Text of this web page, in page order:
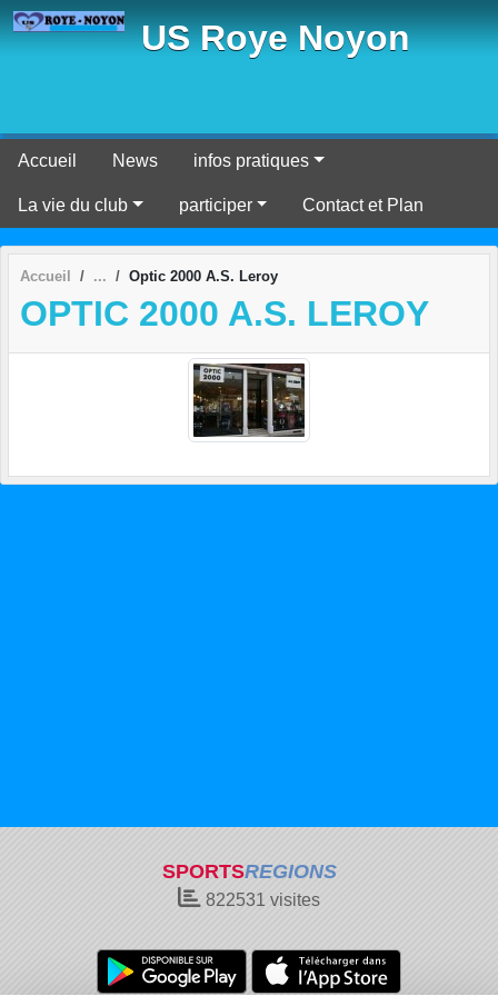
US Roye Noyon
Accueil News infos pratiques
La vie du club participer Contact et Plan
Accueil Optic 2000 A.S. Leroy
OPTIC 2000 A.S. LEROY
SPORTSREGIONS
822531 visites
Panneau de gestion des cookies